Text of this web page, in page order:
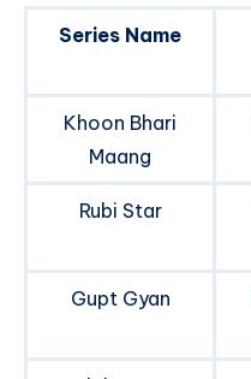
Series Name
Khoon Bhari
Maang
Rubi Star
Gupt Gyan